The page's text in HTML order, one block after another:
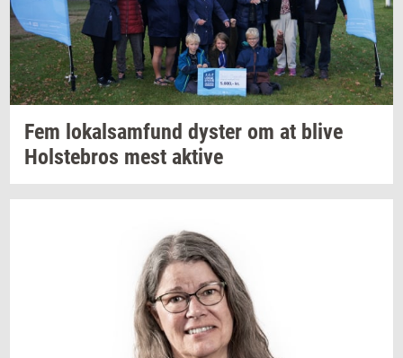
Fem lo­kal­sam­fund dy­ster om at blive
Holste­bros mest ak­ti­ve